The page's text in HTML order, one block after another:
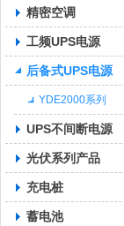
精密空调
工频UPS电源
后备式UPS电源
YDE2000系列
UPS不间断电源
光伏系列产品
充电桩
蓄电池